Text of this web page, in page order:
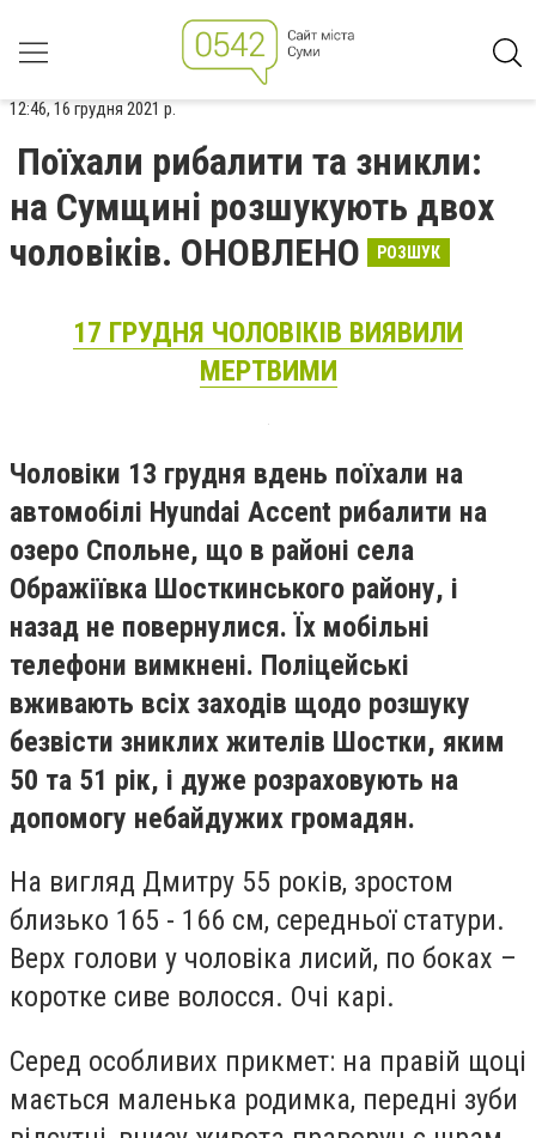
12:46, 16 грудня 2021 р.
Поїхали рибалити та зникли:
на Сумщині розшукують двох
чоловіків. ОНОВЛЕНО
РОЗШУК
17 ГРУДНЯ ЧОЛОВІКІВ ВИЯВИЛИ
МЕРТВИМИ
Чоловіки 13 грудня вдень поїхали на
автомобілі Hyundai Accent рибалити на
озеро Спольне, що в районі села
Ображіївка Шосткинського району, і
назад не повернулися. Їх мобільні
телефони вимкнені. Поліцейські
вживають всіх заходів щодо розшуку
безвісти зниклих жителів Шостки, яким
50 та 51 рік, і дуже розраховують на
допомогу небайдужих громадян.
На вигляд Дмитру 55 років, зростом
близько 165 - 166 см, середньої статури.
Верх голови у чоловіка лисий, по боках –
коротке сиве волосся. Очі карі.
Серед особливих прикмет: на правій щоці
мається маленька родимка, передні зуби